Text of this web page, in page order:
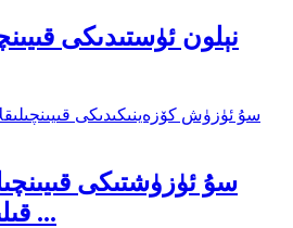
نېلون ئۈستىدىكى
سۇ ئۈزۈشتىكى
قىلىش چارىلىرى ...